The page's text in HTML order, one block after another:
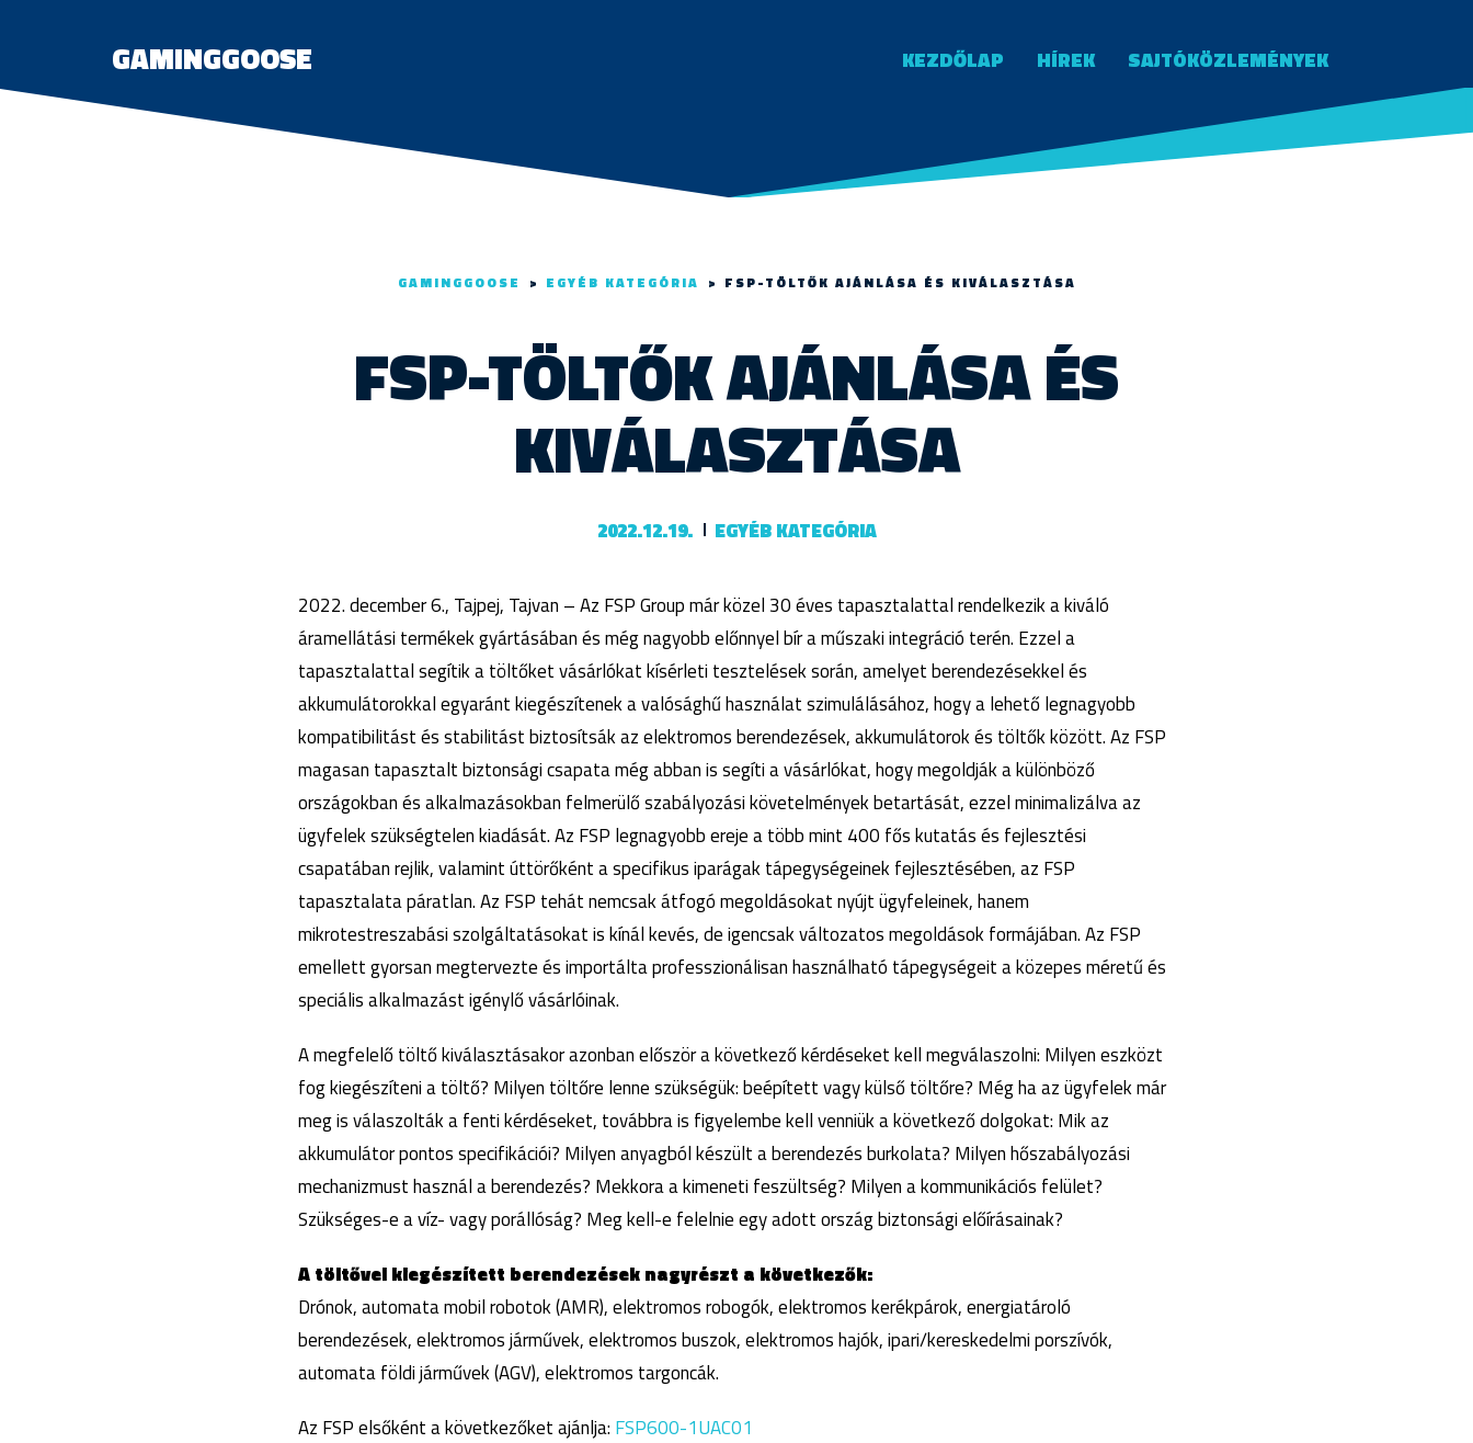
GAMINGGOOSE KEZDŐLAP HÍREK SAJTÓKÖZLEMÉNYEK
GAMINGGOOSE > EGYÉB KATEGÓRIA > FSP-TÖLTŐK AJÁNLÁSA ÉS KIVÁLASZTÁSA
FSP-TÖLTŐK AJÁNLÁSA ÉS
KIVÁLASZTÁSA
2022.12.19. EGYÉB KATEGÓRIA
2022. december 6., Tajpej, Tajvan – Az FSP Group már közel 30 éves tapasztalattal rendelkezik a kiváló
áramellátási termékek gyártásában és még nagyobb előnnyel bír a műszaki integráció terén. Ezzel a
tapasztalattal segítik a töltőket vásárlókat kísérleti tesztelések során, amelyet berendezésekkel és
akkumulátorokkal egyaránt kiegészítenek a valósághű használat szimulálásához, hogy a lehető legnagyobb
kompatibilitást és stabilitást biztosítsák az elektromos berendezések, akkumulátorok és töltők között. Az FSP
magasan tapasztalt biztonsági csapata még abban is segíti a vásárlókat, hogy megoldják a különböző
országokban és alkalmazásokban felmerülő szabályozási követelmények betartását, ezzel minimalizálva az
ügyfelek szükségtelen kiadását. Az FSP legnagyobb ereje a több mint 400 fős kutatás és fejlesztési
csapatában rejlik, valamint úttörőként a specifikus iparágak tápegységeinek fejlesztésében, az FSP
tapasztalata páratlan. Az FSP tehát nemcsak átfogó megoldásokat nyújt ügyfeleinek, hanem
mikrotestreszabási szolgáltatásokat is kínál kevés, de igencsak változatos megoldások formájában. Az FSP
emellett gyorsan megtervezte és importálta professzionálisan használható tápegységeit a közepes méretű és
speciális alkalmazást igénylő vásárlóinak.
A megfelelő töltő kiválasztásakor azonban először a következő kérdéseket kell megválaszolni: Milyen eszközt
fog kiegészíteni a töltő? Milyen töltőre lenne szükségük: beépített vagy külső töltőre? Még ha az ügyfelek már
meg is válaszolták a fenti kérdéseket, továbbra is figyelembe kell venniük a következő dolgokat: Mik az
akkumulátor pontos specifikációi? Milyen anyagból készült a berendezés burkolata? Milyen hőszabályozási
mechanizmust használ a berendezés? Mekkora a kimeneti feszültség? Milyen a kommunikációs felület?
Szükséges-e a víz- vagy porállóság? Meg kell-e felelnie egy adott ország biztonsági előírásainak?
A töltővel kiegészített berendezések nagyrészt a következők:
Drónok, automata mobil robotok (AMR), elektromos robogók, elektromos kerékpárok, energiatároló
berendezések, elektromos járművek, elektromos buszok, elektromos hajók, ipari/kereskedelmi porszívók,
automata földi járművek (AGV), elektromos targoncák.
Az FSP elsőként a következőket ajánlja: FSP600-1UAC01